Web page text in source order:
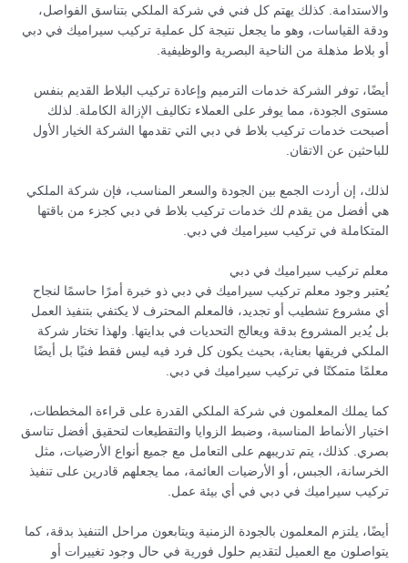
والاستدامة. كذلك يهتم كل فني في شركة الملكي بتناسق الفواصل،
ودقة القياسات، وهو ما يجعل نتيجة كل عملية تركيب سيراميك في دبي
أو بلاط مذهلة من الناحية البصرية والوظيفية.
أيضًا، توفر الشركة خدمات الترميم وإعادة تركيب البلاط القديم بنفس
مستوى الجودة، مما يوفر على العملاء تكاليف الإزالة الكاملة. لذلك
أصبحت خدمات تركيب بلاط في دبي التي تقدمها الشركة الخيار الأول
للباحثين عن الاتقان.
لذلك، إن أردت الجمع بين الجودة والسعر المناسب، فإن شركة الملكي
هي أفضل من يقدم لك خدمات تركيب بلاط في دبي كجزء من باقتها
المتكاملة في تركيب سيراميك في دبي.
معلم تركيب سيراميك في دبي
يُعتبر وجود معلم تركيب سيراميك في دبي ذو خبرة أمرًا حاسمًا لنجاح
أي مشروع تشطيب أو تجديد، فالمعلم المحترف لا يكتفي بتنفيذ العمل
بل يُدير المشروع بدقة ويعالج التحديات في بدايتها. ولهذا تختار شركة
الملكي فريقها بعناية، بحيث يكون كل فرد فيه ليس فقط فنيًا بل أيضًا
معلمًا متمكنًا في تركيب سيراميك في دبي.
كما يملك المعلمون في شركة الملكي القدرة على قراءة المخططات،
اختيار الأنماط المناسبة، وضبط الزوايا والتقطيعات لتحقيق أفضل تناسق
بصري. كذلك، يتم تدريبهم على التعامل مع جميع أنواع الأرضيات، مثل
الخرسانة، الجبس، أو الأرضيات العائمة، مما يجعلهم قادرين على تنفيذ
تركيب سيراميك في دبي في أي بيئة عمل.
أيضًا، يلتزم المعلمون بالجودة الزمنية ويتابعون مراحل التنفيذ بدقة، كما
يتواصلون مع العميل لتقديم حلول فورية في حال وجود تغييرات أو